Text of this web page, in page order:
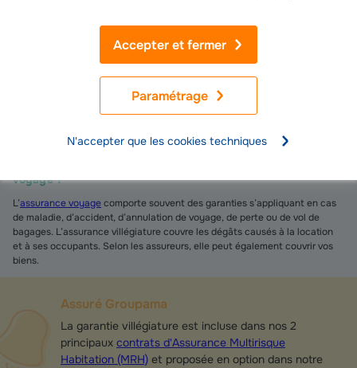
Paramétrage
Accepter et fermer
N'accepter que les cookies techniques
auprès de votre assureur. Précisez que votre location de vacances se
trouve à l’étranger et le pays concerné.
Combien de temps avant le départ puis-je souscrire une
vous réservez votre séjour et votre hébergement.
voyage ?
L’assurance voyagecomporte souvent des garanties s’appliquant en cas
de maladie, d’accident, d’annulation de voyage, de perte ou de vol de
bagages. L’assurance villégiature couvre les dégâts causés à la location
et à ses occupants. Selon les assureurs, elle peut également couvrir vos
biens.
Assuré Groupama
La garantie villégiature est incluse dans nos 2
principaux contrats d'Assurance Multirisque
Habitation (MRH) et proposée en option dans notre